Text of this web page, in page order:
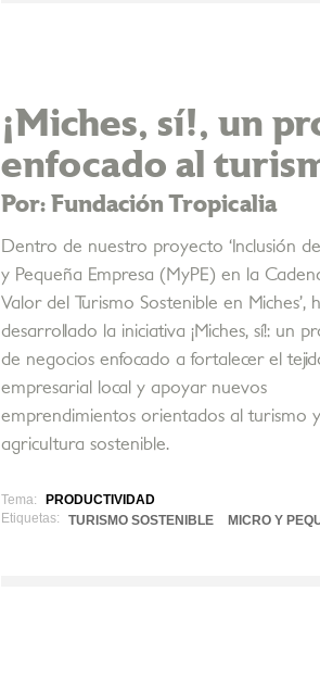
¡Miches, sí!, un
enfocado al
Por: Fundación Tropicalia
Dentro de nuestro proyecto ‘Inclusión
y Pequeña Empresa (MyPE) en la
Valor del Turismo Sostenible en Miches’,
desarrollado la iniciativa ¡Miches, sí!: un
de negocios enfocado a fortalecer el
empresarial local y apoyar nuevos
emprendimientos orientados al turismo
agricultura sostenible.
Tema:
PRODUCTIVIDAD
Etiquetas:
TURISMO SOSTENIBLE MICRO Y